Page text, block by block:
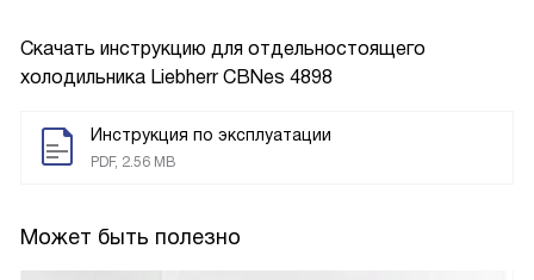
Скачать инструкцию для отдельностоящего
холодильника Liebherr CBNes 4898
Инструкция по эксплуатации
PDF, 2.56 MB
Может быть полезно